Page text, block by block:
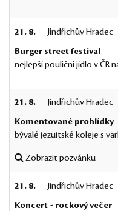
21. 8. Jindřichův Hradec
Burger street festival
nejlepší pouliční jídlo v ČR
21. 8. Jindřichův Hradec
Komentované prohlídky
bývalé jezuitské koleje s
Zobrazit pozvánku
21. 8. Jindřichův Hradec
Koncert - rockový večer